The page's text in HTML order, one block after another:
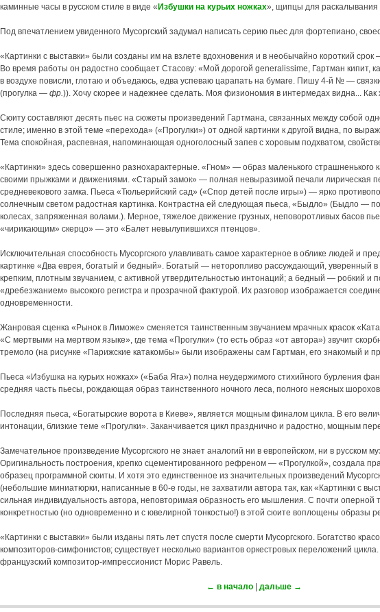
каминные часы в русском стиле в виде « Избушки на курьих ножках», щипцы для раскалывания
Под впечатлением увиденного Мусоргский задумал написать серию пьес для фортепиано,
«Картинки с выставки» были созданы им на взлете вдохновения и в необычайно короткий
Во время работы он радостно сообщает Стасову: «Мой дорогой generalissime, Гартман кипит,
в воздухе повисли, глотаю и объедаюсь, едва успеваю царапать на бумаге. Пишу 4-й № —
(прогулка — фр.)). Хочу скорее и надежнее сделать. Моя физиономия в интермедах видна...
Сюиту составляют десять пьес на сюжеты произведений Гартмана, связанных между собой
стиле; именно в этой теме «перехода» («Прогулки») от одной картинки к другой видна, по
Тема спокойная, распевная, напоминающая одноголосный запев с хоровым подхватом,
«Картинки» здесь совершенно разнохарактерные. «Гном» — образ маленького страшненького
своими прыжками и движениями. «Старый замок» — полная невыразимой печали лирическая
средневекового замка. Пьеса «Тюльерийский сад» («Спор детей после игры») — ярко
солнечным светом радостная картинка. Контрастна ей следующая пьеса, «Быдло» (Быдло —
колесах, запряженная волами.). Мерное, тяжелое движение грузных, неповоротливых басов
«чирикающим» скерцо» — это «Балет невылупившихся птенцов».
Исключительная способность Мусоргского улавливать самое характерное в облике людей и
картинке «Два еврея, богатый и бедный». Богатый — неторопливо рассуждающий, уверенный
крепким, плотным звучанием, с активной утвердительностью интонаций; а бедный — робкий
«дребезжанием» высокого регистра и прозрачной фактурой. Их разговор изображается
одновременности.
Жанровая сценка «Рынок в Лиможе» сменяется таинственным звучанием мрачных красок
«С мертвыми на мертвом языке», где тема «Прогулки» (то есть образ «от автора») звучит
тремоло (на рисунке «Парижские катакомбы» были изображены сам Гартман, его знакомый и
Пьеса «Избушка на курьих ножках» («Баба Яга») полна неудержимого стихийного бурления
средняя часть пьесы, рождающая образ таинственного ночного леса, полного неясных
Последняя пьеса, «Богатырские ворота в Киеве», является мощным финалом цикла. В его
интонации, близкие теме «Прогулки». Заканчивается цикл празднично и радостно, мощным
Замечательное произведение Мусоргского не знает аналогий ни в европейском, ни в русском
Оригинальность построения, крепко сцементированного рефреном — «Прогулкой», создала
образец программной сюиты. И хотя это единственное из значительных произведений
(небольшие миниатюрки, написанные в 60-е годы, не захватили автора так, как «Картинки с
сильная индивидуальность автора, неповторимая образность его мышления. С почти оперной
конкретностью (но одновременно и с ювелирной тонкостью!) в этой сюите воплощены образы
«Картинки с выставки» были изданы пять лет спустя после смерти Мусоргского. Богатство
композиторов-симфонистов; существует несколько вариантов оркестровых переложений
французский композитор-импрессионист Морис Равель.
← в начало| дальше →